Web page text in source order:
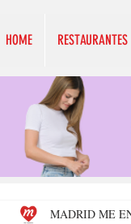
HOME RESTAURANTES
MADRID ME